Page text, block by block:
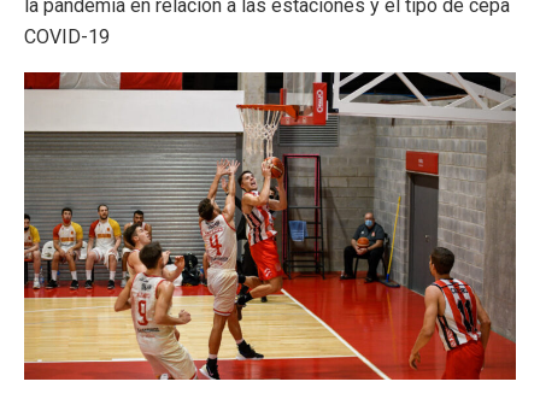
la pandemia en relación a las estaciones y el tipo de cepa
COVID-19